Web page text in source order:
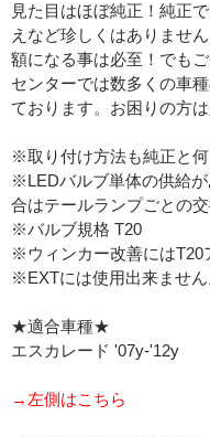
見た目はほぼ純正！純正
えなど珍しくはありませ
額になる事は必至！でも
センターでは数多くの車
ております。お困りの方は
※取り付け方法も純正と
※LEDバルブ単体の供給
合はテールランプごとの交
※バルブ規格 T20
※ウィンカー改善にはT20
※EXTには使用出来ません
★適合車種★
エスカレード '07y-'12y
→左側はこちら